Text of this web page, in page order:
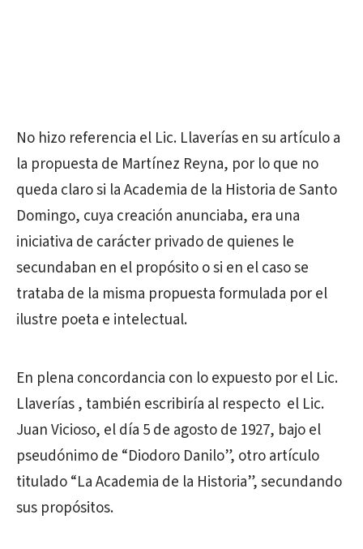
No hizo referencia el Lic. Llaverías en su artículo a
la propuesta de Martínez Reyna, por lo que no
queda claro si la Academia de la Historia de Santo
Domingo, cuya creación anunciaba, era una
iniciativa de carácter privado de quienes le
secundaban en el propósito o si en el caso se
trataba de la misma propuesta formulada por el
ilustre poeta e intelectual.
En plena concordancia con lo expuesto por el Lic.
Llaverías , también escribiría al respecto el Lic.
Juan Vicioso, el día 5 de agosto de 1927, bajo el
pseudónimo de “Diodoro Danilo”, otro artículo
titulado “La Academia de la Historia”, secundando
sus propósitos.